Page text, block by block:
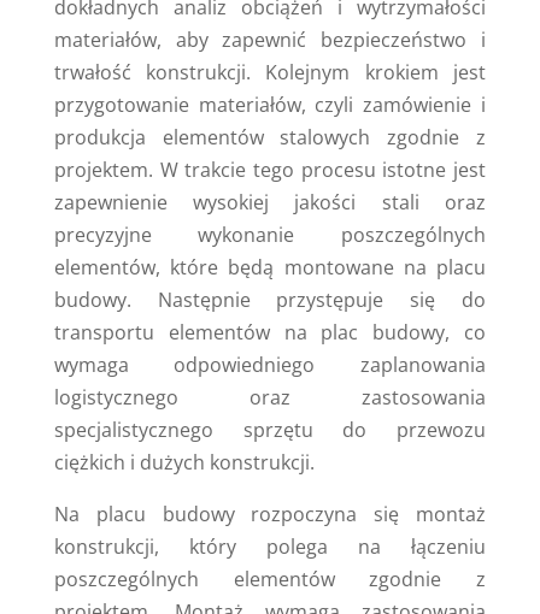
dokładnych analiz obciążeń i wytrzymałości
materiałów, aby zapewnić bezpieczeństwo i
trwałość konstrukcji. Kolejnym krokiem jest
przygotowanie materiałów, czyli zamówienie i
produkcja elementów stalowych zgodnie z
projektem. W trakcie tego procesu istotne jest
zapewnienie wysokiej jakości stali oraz
precyzyjne wykonanie poszczególnych
elementów, które będą montowane na placu
budowy. Następnie przystępuje się do
transportu elementów na plac budowy, co
wymaga odpowiedniego zaplanowania
logistycznego oraz zastosowania
specjalistycznego sprzętu do przewozu
ciężkich i dużych konstrukcji.
Na placu budowy rozpoczyna się montaż
konstrukcji, który polega na łączeniu
poszczególnych elementów zgodnie z